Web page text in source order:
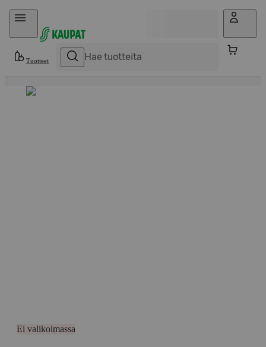
Hyppää sisältöön
Tuotteet
Ei valikoimassa